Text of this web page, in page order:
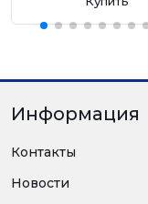
Информация
Контакты
Новости